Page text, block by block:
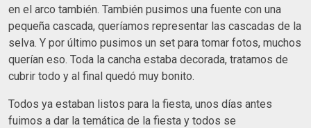
en el arco también. También pusimos una fuente con una
pequeña cascada, queríamos representar las cascadas de la
selva. Y por último pusimos un set para tomar fotos, muchos
querían eso. Toda la cancha estaba decorada, tratamos de
cubrir todo y al final quedó muy bonito.
Todos ya estaban listos para la fiesta, unos días antes
fuimos a dar la temática de la fiesta y todos se